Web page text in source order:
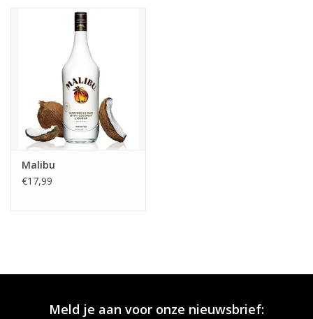
Relatiegeschenken
Malibu
€17,99
Meld je aan voor onze nieuwsbrief: